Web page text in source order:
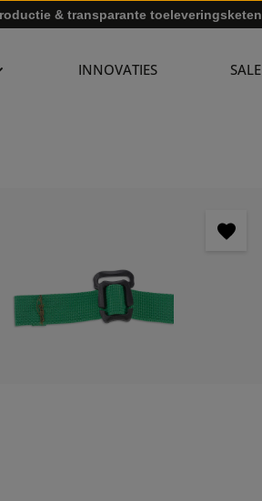
& transparante toeleveringsketen
INNOVATIES SALE